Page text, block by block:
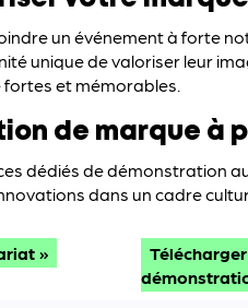
un événement à forte
unique de valoriser leur
et mémorables.
de marque à
dédiés de démonstration
dans un cadre
»